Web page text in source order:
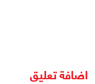
اضافة تعليق